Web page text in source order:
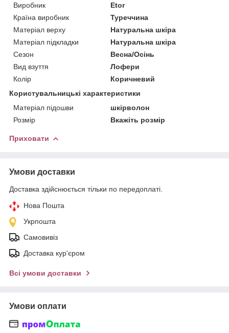
Виробник
Etor
Країна виробник
Туреччина
Матеріал верху
Натуральна шкіра
Матеріал підкладки
Натуральна шкіра
Сезон
Весна/Осінь
Вид взуття
Лофери
Колір
Коричневий
Користувальницькі характеристики
Матеріал підошви
шкірволон
Розмір
Вкажіть розмір
Приховати
Умови доставки
Доставка здійснюється тільки по передоплаті.
Нова Пошта
Укрпошта
Самовивіз
Доставка кур'єром
Всі умови доставки
Умови оплати